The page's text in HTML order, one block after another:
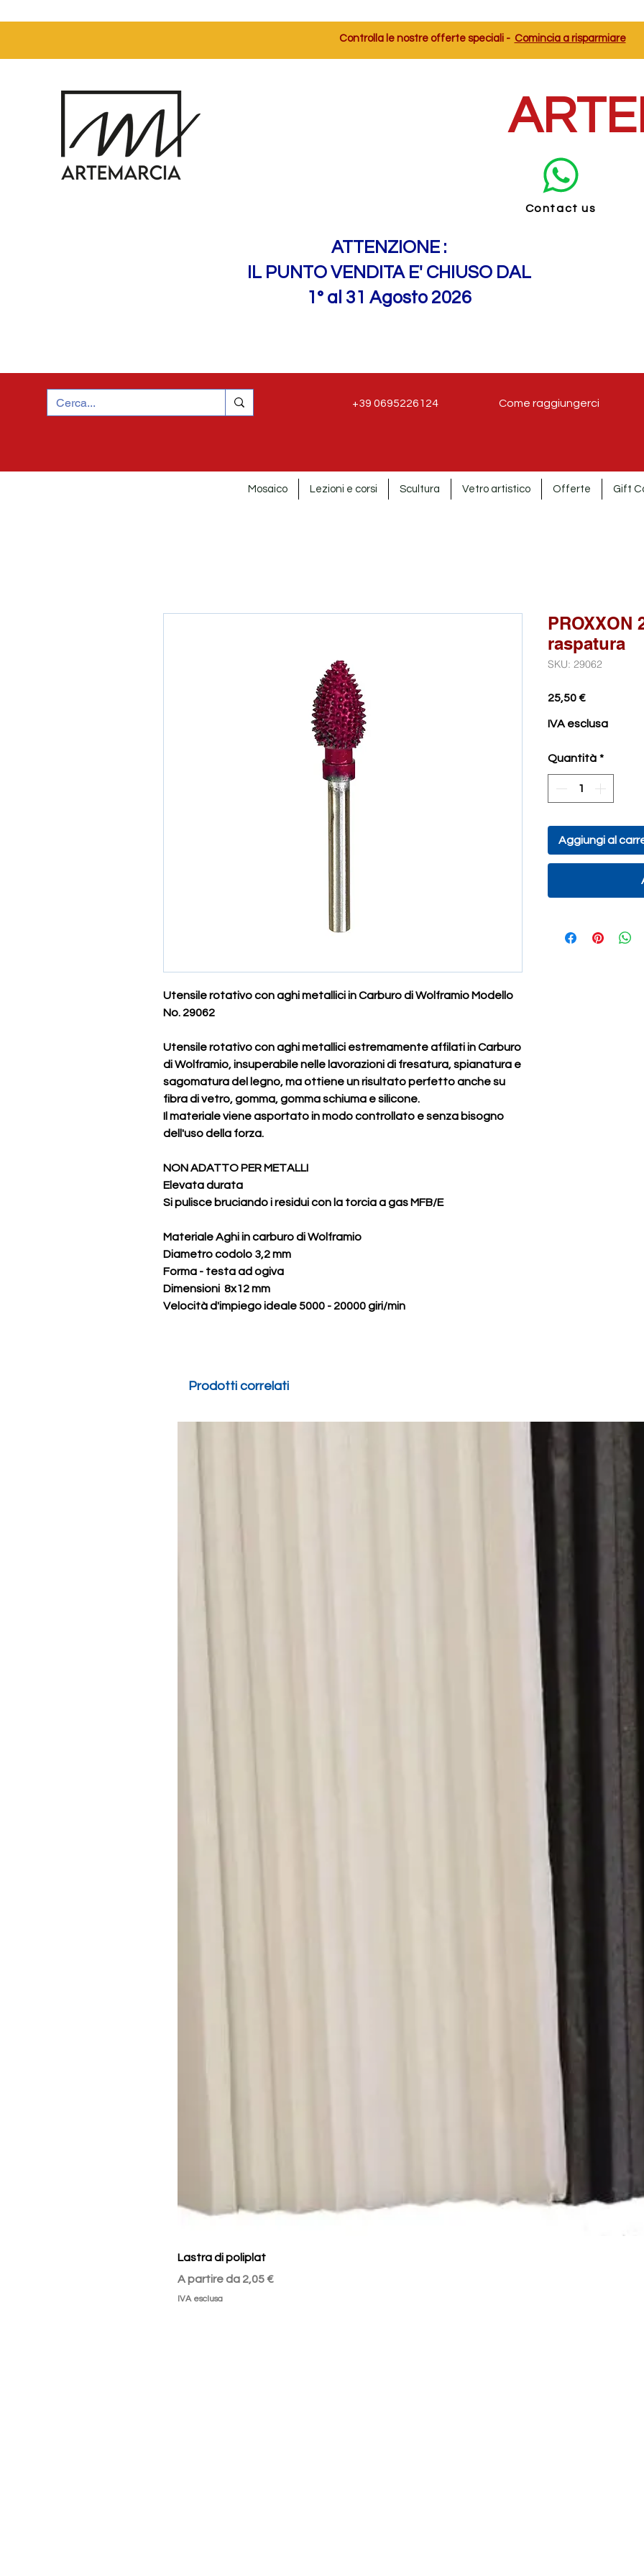
Controlla le nostre offerte speciali - Comincia a risparmiare
Contact us
ATTENZIONE :
IL PUNTO VENDITA E' CHIUSO DAL
1° al 31 Agosto 2026
+39 0695226124 Come raggiungerci
Mosaico Lezioni e corsi Scultura Vetro artistico Offerte Gift
Utensile rotativo con aghi metallici in Carburo di Wolframio Modello
No. 29062
Utensile rotativo con aghi metallici estremamente affilati in Carburo
di Wolframio, insuperabile nelle lavorazioni di fresatura, spianatura e
sagomatura del legno, ma ottiene un risultato perfetto anche su
fibra di vetro, gomma, gomma schiuma e silicone.
Il materiale viene asportato in modo controllato e senza bisogno
dell'uso della forza.
NON ADATTO PER METALLI
Elevata durata
Si pulisce bruciando i residui con la torcia a gas MFB/E
Materiale Aghi in carburo di Wolframio
Diametro codolo 3,2 mm
Forma - testa ad ogiva
Dimensioni 8x12 mm
Velocità d'impiego ideale 5000 - 20000 giri/min
PROXXON
raspatura
SKU: 29062
25,50 €Prezzo
IVA esclusa
Quantità *
Aggiungi al
Prodotti correlati
Lastra di poliplat
A partire da 2,05 €
Prezzo scontato
IVA esclusa